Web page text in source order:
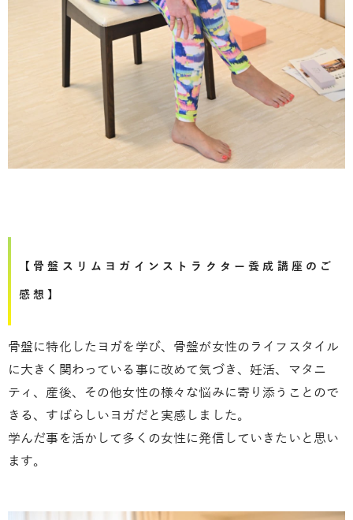
【骨盤スリムヨガインストラクター養成講座のご
感想】
骨盤に特化したヨガを学び、骨盤が女性のライフスタイル
に大きく関わっている事に改めて気づき、妊活、マタニ
ティ、産後、その他女性の様々な悩みに寄り添うことので
きる、すばらしいヨガだと実感しました。
学んだ事を活かして多くの女性に発信していきたいと思い
ます。